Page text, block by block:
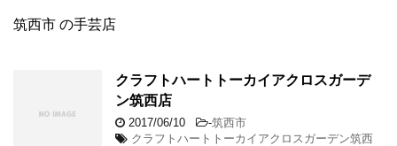
筑西市 の手芸店
クラフトハートトーカイアクロスガーデ
ン筑西店
2017/06/10 -筑西市
クラフトハートトーカイアクロスガーデン筑西